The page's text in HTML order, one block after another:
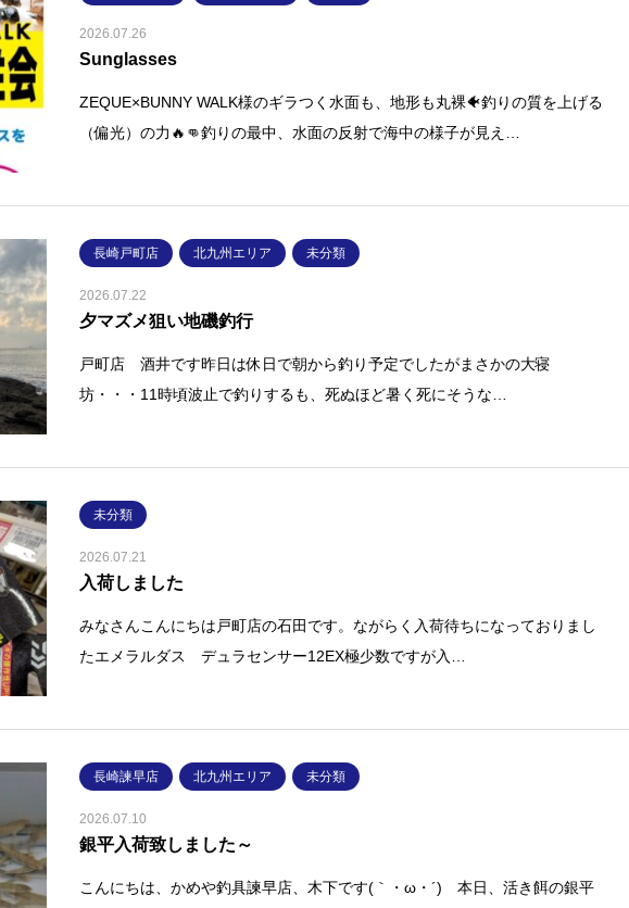
2026.07.26
Sunglasses
ZEQUE×BUNNY WALK様のギラつく水面も、地形も丸裸🐠釣りの質を上げる
（偏光）の力🔥👊釣りの最中、水面の反射で海中の様子が見え…
長崎戸町店 北九州エリア 未分類
2026.07.22
夕マズメ狙い地磯釣行
戸町店 酒井です昨日は休日で朝から釣り予定でしたがまさかの大寝
坊・・・11時頃波止で釣りするも、死ぬほど暑く死にそうな…
未分類
2026.07.21
入荷しました
みなさんこんにちは戸町店の石田です。ながらく入荷待ちになっておりまし
たエメラルダス デュラセンサー12EX極少数ですが入…
長崎諫早店 北九州エリア 未分類
2026.07.10
銀平入荷致しました～
こんにちは、かめや釣具諫早店、木下です(｀・ω・´)ゞ本日、活き餌の銀平